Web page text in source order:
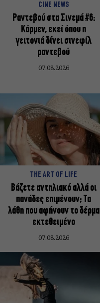
CINE NEWS
Ραντεβού στα Σινεμά #6:
Κάρμεν, εκεί όπου η
γειτονιά δίνει σινεφίλ
ραντεβού
07.08.2026
THE ART OF LIFE
Βάζετε αντηλιακό αλλά οι
πανάδες επιμένουν; Τα
λάθη που αφήνουν το δέρμα
εκτεθειμένο
07.08.2026